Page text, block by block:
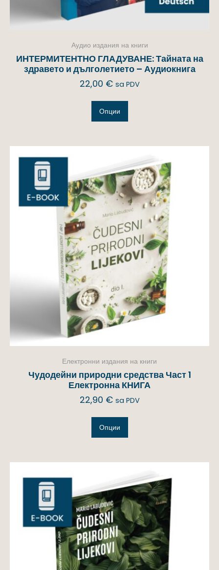
Аудио издания на книги
ИНТЕРМИТЕНТНО ГЛАДУВАНЕ: Тайната на
здравето и дълголетието – Аудиокнига
22,00 € sa PDV
Опции
Електронни издания на книги
Чудодейни природни средства Част 1
Електронна КНИГА
22,90 € sa PDV
Опции